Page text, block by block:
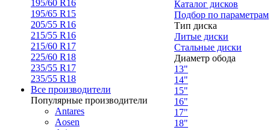
195/60 R16
195/65 R15
205/55 R16
215/55 R16
215/60 R17
225/60 R18
235/55 R17
235/55 R18
Все производители
Популярные производители
Antares
Aosen
Каталог дисков
Подбор по параметрам
Тип диска
Литые диски
Стальные диски
Диаметр обода
13"
14"
15"
16"
17"
18"